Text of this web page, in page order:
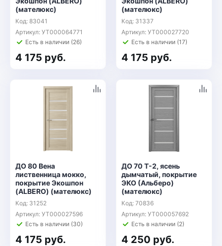
(мателюкс)
Код: 83041
Артикул: УТ000064771
Есть в наличии (26)
4 175 руб.
(мателюкс)
Код: 31337
Артикул: УТ000027720
Есть в наличии (17)
4 175 руб.
ДО 80 Вена
лиственница мокко,
покрытие Экошпон
(ALBERO) (мателюкс)
Код: 31252
Артикул: УТ000027596
Есть в наличии (30)
4 175 руб.
ДО 70 Т-2, ясень
дымчатый, покрытие
ЭКО (Альберо)
(мателюкс)
Код: 70836
Артикул: УТ000057692
Есть в наличии (2)
4 250 руб.